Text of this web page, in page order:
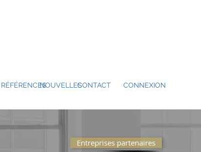
NOUVELLESCONTACT CONNEXION
Entreprises partenaires